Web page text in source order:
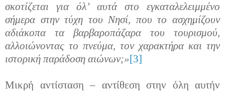
σκοτίζεται για όλ’ αυτά στο εγκαταλελειμμένο
σήμερα στην τύχη του Νησί, που το ασχημίζουν
αδιάκοπα τα βαρβαροπάζαρα του τουρισμού,
αλλοιώνοντας το πνεύμα, τον χαρακτήρα και την
ιστορική παράδοση αιώνων;»[3]
Μικρή αντίσταση – αντίθεση στην όλη αυτήν